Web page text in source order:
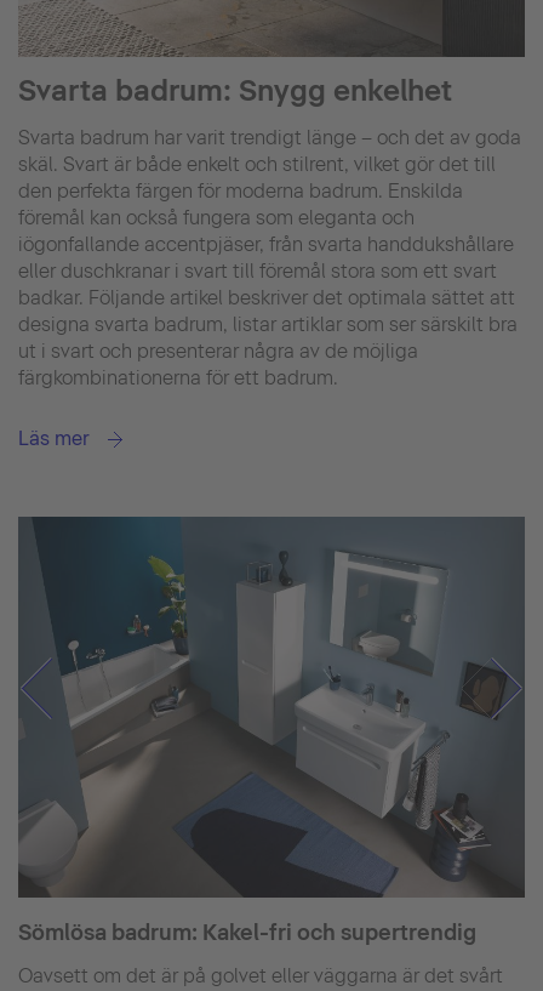
Svarta badrum: Snygg enkelhet
Svarta badrum har varit trendigt länge – och det av goda
skäl. Svart är både enkelt och stilrent, vilket gör det till
den perfekta färgen för moderna badrum. Enskilda
föremål kan också fungera som eleganta och
iögonfallande accentpjäser, från svarta handdukshållare
eller duschkranar i svart till föremål stora som ett svart
badkar. Följande artikel beskriver det optimala sättet att
designa svarta badrum, listar artiklar som ser särskilt bra
ut i svart och presenterar några av de möjliga
färgkombinationerna för ett badrum.
Läs mer
Sömlösa badrum: Kakel-fri och supertrendig
Oavsett om det är på golvet eller väggarna är det svårt